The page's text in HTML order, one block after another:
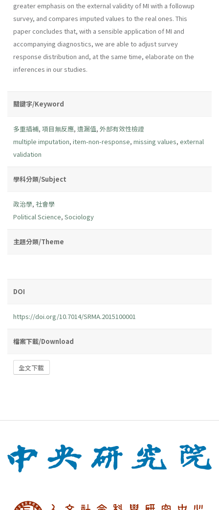
greater emphasis on the external validity of MI with a followup
survey, and compares imputed values to the real ones. This
paper concludes that, with a sensible application of MI and
accompanying diagnostics, we are able to adjust survey
response distribution and, at the same time, elaborate on the
inferences in our studies.
關鍵字/Keyword
多重插補, 項目無反應, 遺漏值, 外部有效性檢證
multiple imputation, item-non-response, missing values, external
validation
學科分類/Subject
政治學, 社會學
Political Science, Sociology
主題分類/Theme
DOI
https://doi.org/10.7014/SRMA.2015100001
檔案下載/Download
全文下載